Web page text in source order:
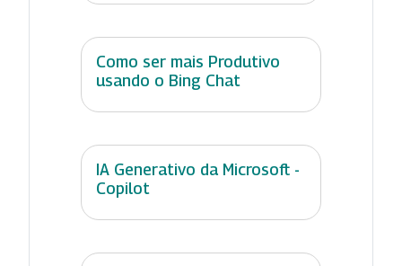
Como ser mais Produtivo
usando o Bing Chat
IA Generativo da Microsoft -
Copilot